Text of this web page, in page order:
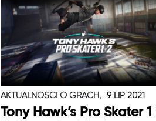
AKTUALNOŚCI O GRACH, 9 LIP 2021
Tony Hawk’s Pro Skater 1